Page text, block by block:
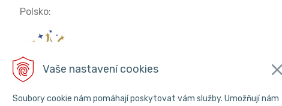
Vaše nastavení cookies
Soubory cookie nám pomáhají poskytovat vám služby. Umožňují nám
Polsko: